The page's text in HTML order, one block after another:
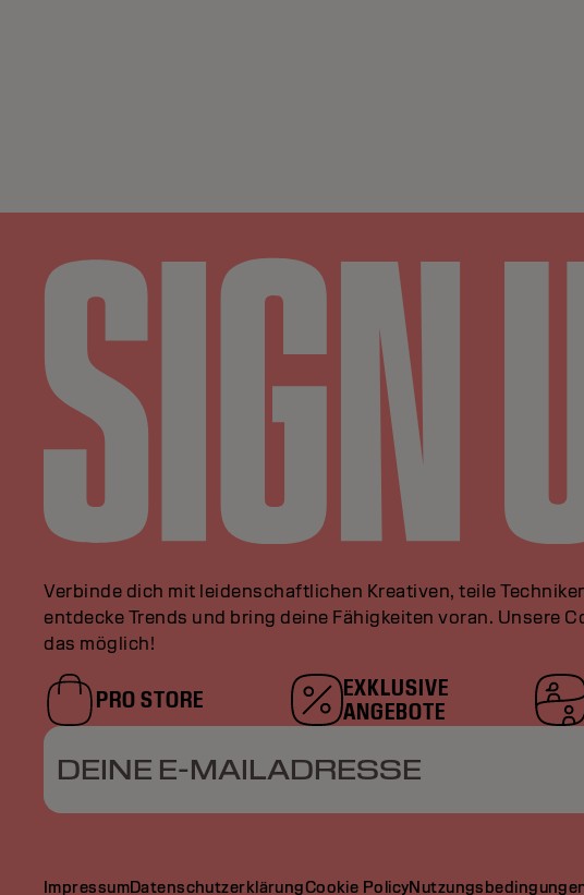
Verbinde dich mit leidenschaftlichen Kreativen, teile
entdecke Trends und bring deine Fähigkeiten voran. Unsere
das möglich!
PRO STORE
EXKLUSIVE
ANGEBOTE
DEINE E-MAILADRESSE
ImpressumDatenschutzerklärungCookie Policy